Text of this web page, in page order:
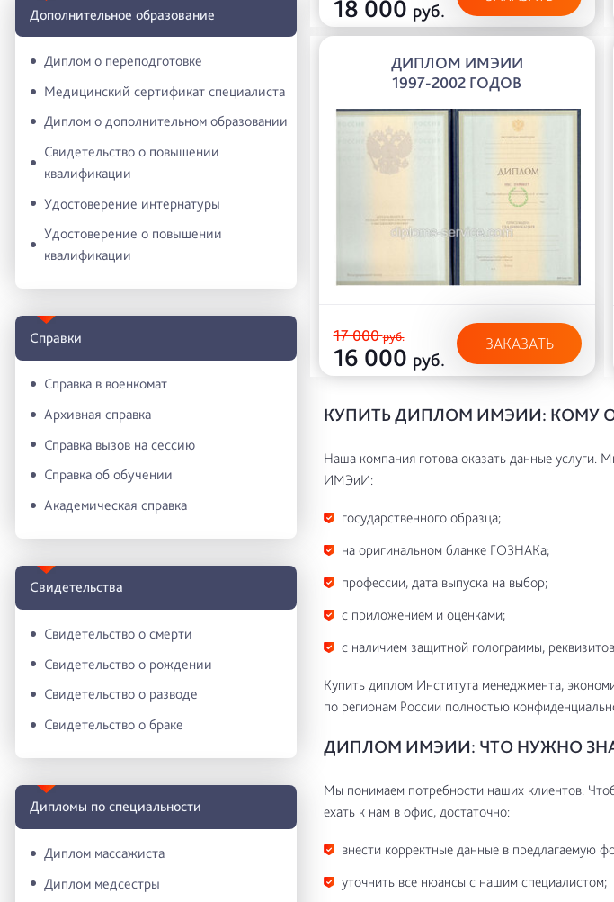
Дополнительное образование
Диплом о переподготовке
Медицинский сертификат специалиста
Диплом о дополнительном образовании
Свидетельство о повышении
квалификации
Удостоверение интернатуры
Удостоверение о повышении
квалификации
Справки
Справка в военкомат
Архивная справка
Справка вызов на сессию
Справка об обучении
Академическая справка
Свидетельства
Свидетельство о смерти
Свидетельство о рождении
Свидетельство о разводе
Свидетельство о браке
Дипломы по специальности
Диплом массажиста
Диплом медсестры
18 000 руб.
ДИПЛОМ ИМЭИИ
1997-2002 ГОДОВ
17 000руб.
16 000 руб.
ЗАКАЗАТЬ
КУПИТЬ ДИПЛОМ ИМЭИИ: КОМУ
Наша компания готова оказать данные услуги.
ИМЭиИ:
государственного образца;
на оригинальном бланке ГОЗНАКа;
профессии, дата выпуска на выбор;
с приложением и оценками;
с наличием защитной голограммы, реквизитов.
Купить диплом Института менеджмента,
по регионам России полностью
ДИПЛОМ ИМЭИИ: ЧТО НУЖНО
Мы понимаем потребности наших клиентов.
ехать к нам в офис, достаточно:
внести корректные данные в предлагаемую
уточнить все нюансы с нашим специалистом;